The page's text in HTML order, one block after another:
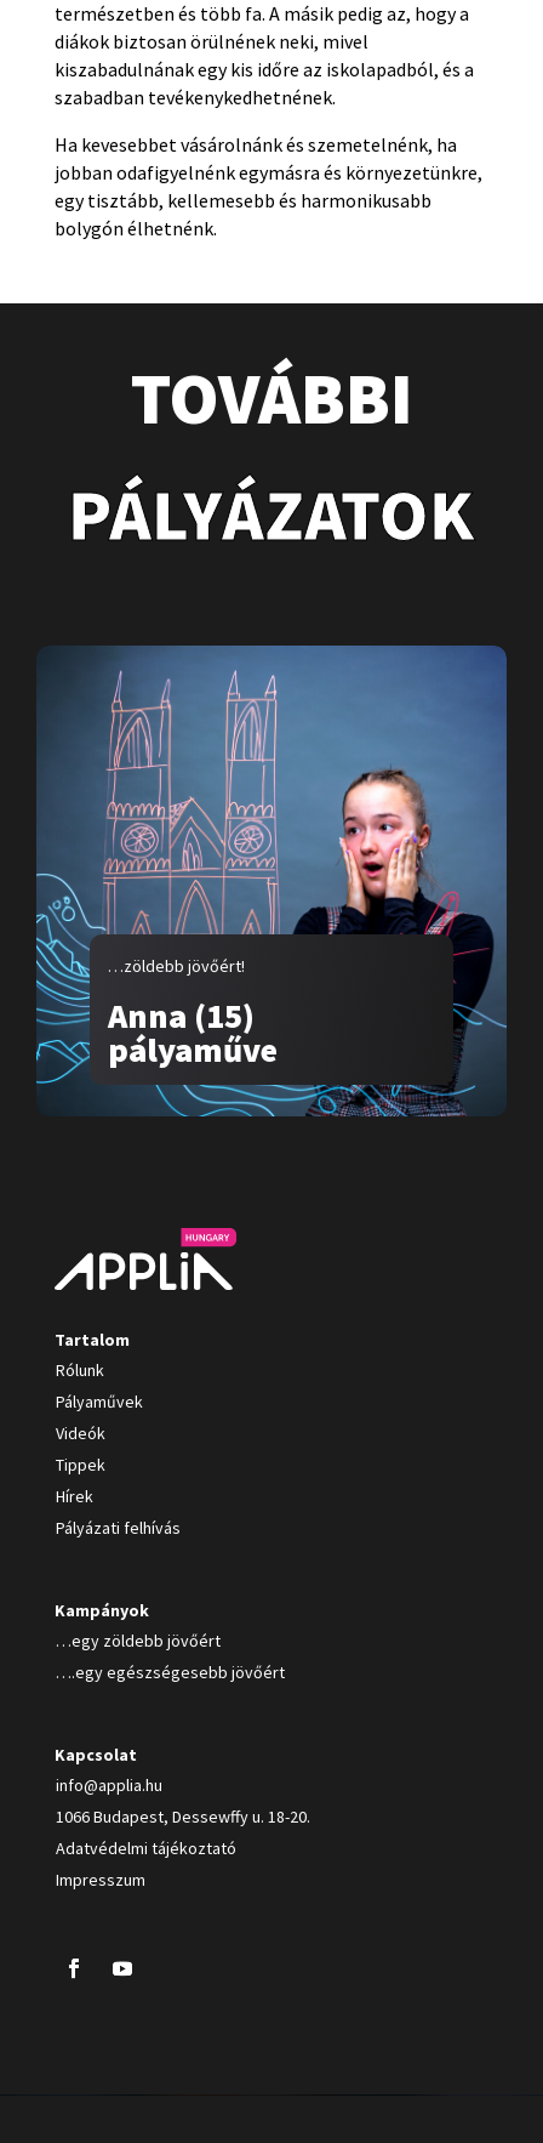
természetben és több fa. A másik pedig az, hogy a
diákok biztosan örülnének neki, mivel
kiszabadulnának egy kis időre az iskolapadból, és a
szabadban tevékenykedhetnének.
Ha kevesebbet vásárolnánk és szemetelnénk, ha
jobban odafigyelnénk egymásra és környezetünkre,
egy tisztább, kellemesebb és harmonikusabb
bolygón élhetnénk.
TOVÁBBI
PÁLYÁZATOK
…zöldebb jövőért!
Anna (15)
pályaműve
Tartalom
Rólunk
Pályaművek
Videók
Tippek
Hírek
Pályázati felhívás
Kampányok
…egy zöldebb jövőért
….egy egészségesebb jövőért
Kapcsolat
info@applia.hu
1066 Budapest, Dessewffy u. 18-20.
Adatvédelmi tájékoztató
Impresszum